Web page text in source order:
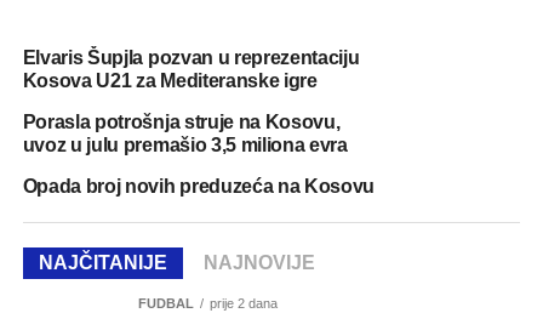
Elvaris Šupjla pozvan u reprezentaciju
Kosova U21 za Mediteranske igre
Porasla potrošnja struje na Kosovu,
uvoz u julu premašio 3,5 miliona evra
Opada broj novih preduzeća na Kosovu
NAJČITANIJE NAJNOVIJE
FUDBAL prije 2 dana